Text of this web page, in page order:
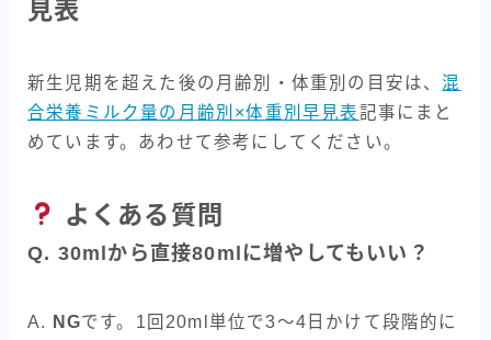
見表
新生児期を超えた後の月齢別・体重別の目安は、混
合栄養ミルク量の月齢別×体重別早見表記事にまと
めています。あわせて参考にしてください。
よくある質問
Q. 30mlから直接80mlに増やしてもいい？
A. NGです。1回20ml単位で3〜4日かけて段階的に